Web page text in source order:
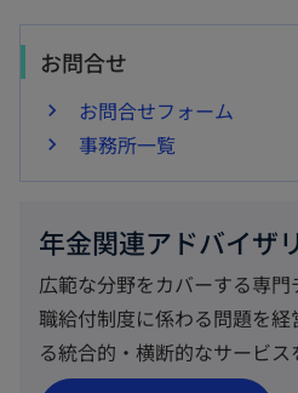
お問合せ
お問合せフォーム
事務所一覧
年金関連アドバイザ
広範な分野をカバーする専
職給付制度に係わる問題を
る統合的・横断的なサービス